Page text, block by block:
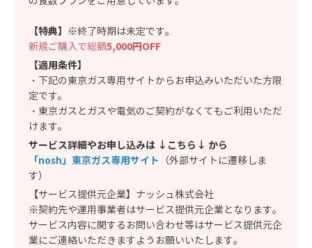
【特典】
※終了時期は未定です。
新規ご購入で総額5,000円OFF​
​【適用条件】​
・下記の東京ガス専用サイトからお申込みいただいた方限
定です。​
・東京ガスとガスや電気のご契約がなくてもご利用いただ
けます。​
サービス詳細やお申し込みは ↓こちら↓ から​
「nosh」東京ガス専用サイト
（外部サイトに遷移しま
す）​
【サービス提供元企業】ナッシュ株式会社​
※契約先や運用事業者はサービス提供元企業となります。
サービス内容に関するお問い合わせ等はサービス提供元企
業にご連絡いただきますようお願いいたします。